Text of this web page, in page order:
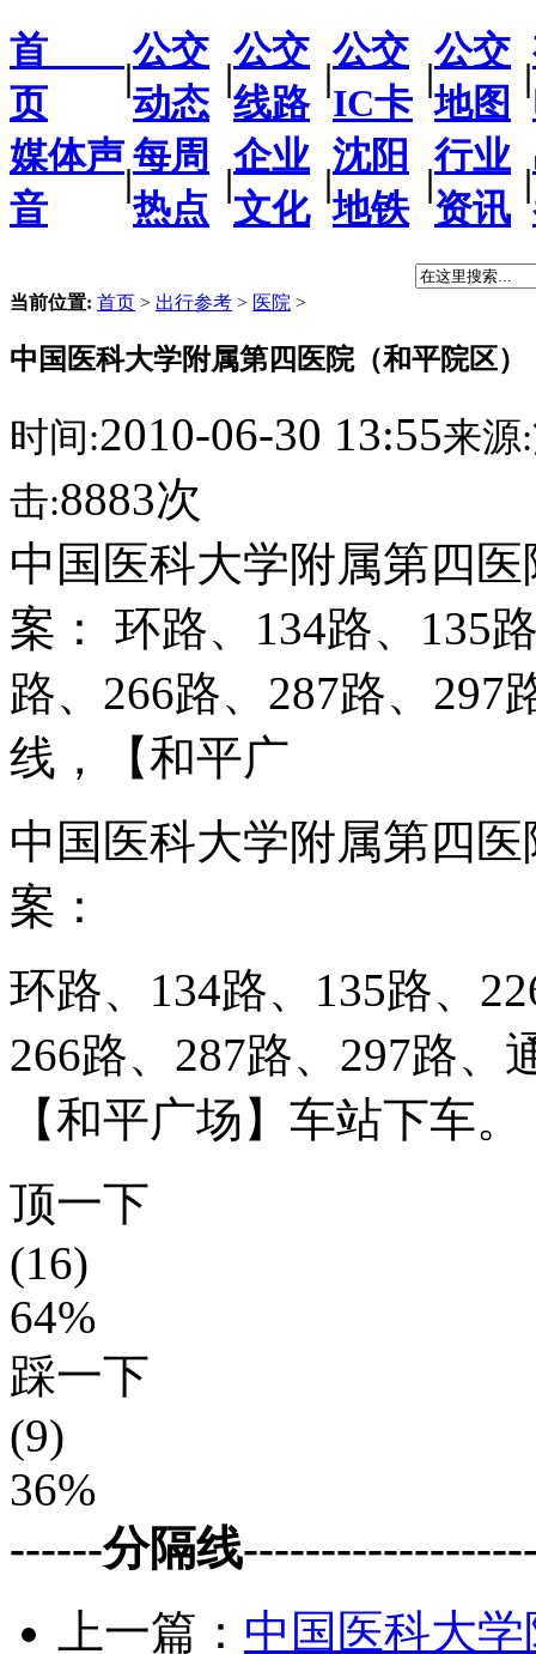
首
页
|
公交
动态
|
公交
线路
|
公交
IC卡
|
公交
地图
|
媒体声
音
|
每周
热点
|
企业
文化
|
沈阳
地铁
|
行业
资讯
|
当前位置: 首页 > 出行参考 > 医院 >
中国医科大学附属第四医院（和平院区）
时间:2010-06-30 13:55来源:
击:8883次
中国医科大学附属第四
案： 环路、134路、135
路、266路、287路、297
线，【和平广
中国医科大学附属第四
案：
环路、134路、135路、
266路、287路、297路、
【和平广场】车站下车。
顶一下
(16)
64%
踩一下
(9)
36%
------分隔线
上一篇： 中国医科大